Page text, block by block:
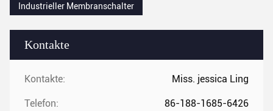
Kontakte
Kontakte: Miss. jessica Ling
Telefon: 86-188-1685-6426
Industrieller Membranschalter